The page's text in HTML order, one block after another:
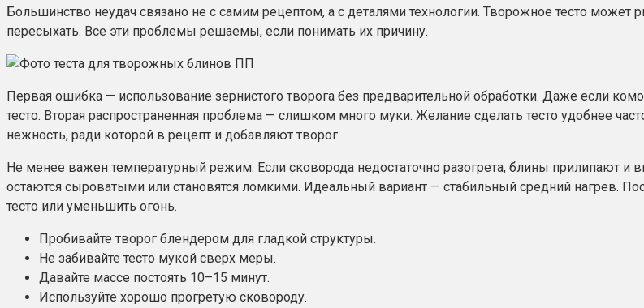
Большинство неудач связано не с самим рецептом, а с деталями технологии. Творожное тесто может
пересыхать. Все эти проблемы решаемы, если понимать их причину.
Первая ошибка — использование зернистого творога без предварительной обработки. Даже если
тесто. Вторая распространенная проблема — слишком много муки. Желание сделать тесто удобнее
нежность, ради которой в рецепт и добавляют творог.
Не менее важен температурный режим. Если сковорода недостаточно разогрета, блины прилипают
остаются сыроватыми или становятся ломкими. Идеальный вариант — стабильный средний нагрев.
тесто или уменьшить огонь.
Пробивайте творог блендером для гладкой структуры.
Не забивайте тесто мукой сверх меры.
Давайте массе постоять 10–15 минут.
Используйте хорошо прогретую сковороду.